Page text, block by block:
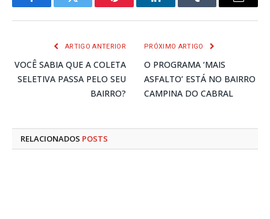
FacebookTwitter Pinterest LinkedInTumblr
E-
ARTIGO ANTERIOR
VOCÊ SABIA QUE A COLETA
SELETIVA PASSA PELO SEU
BAIRRO?
PRÓXIMO ARTIGO
O PROGRAMA ‘MAIS
ASFALTO’ ESTÁ NO BAIRRO
CAMPINA DO CABRAL
RELACIONADOS POSTS